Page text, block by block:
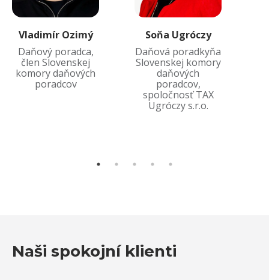
Vladimír Ozimý
Daňový poradca,
člen Slovenskej
komory daňových
poradcov
Soňa Ugróczy
Daňová poradkyňa
Slovenskej komory
daňových
poradcov,
spoločnosť TAX
Ugróczy s.r.o.
Naši spokojní klienti